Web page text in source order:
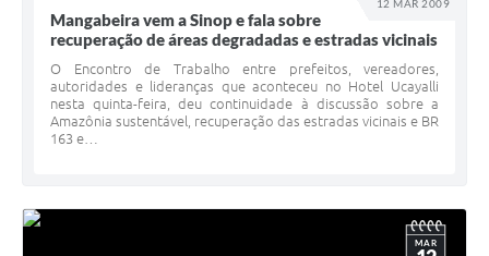
12 MAR 2009
Mangabeira vem a Sinop e fala sobre
recuperação de áreas degradadas e estradas vicinais
O Encontro de Trabalho entre prefeitos, vereadores,
autoridades e lideranças que aconteceu no Hotel Ucayalli
nesta quinta-feira, deu continuidade à discussão sobre a
Amazônia sustentável, recuperação das estradas vicinais e BR
163 e…
MAR